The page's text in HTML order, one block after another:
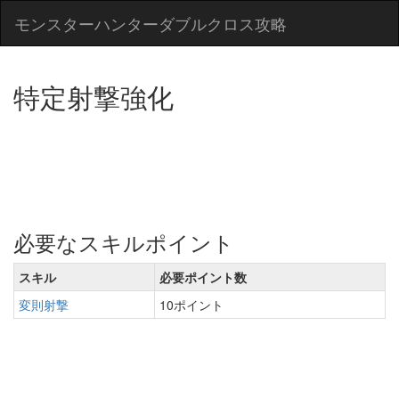
モンスターハンターダブルクロス攻略
特定射撃強化
必要なスキルポイント
スキル
必要ポイント数
変則射撃
10ポイント